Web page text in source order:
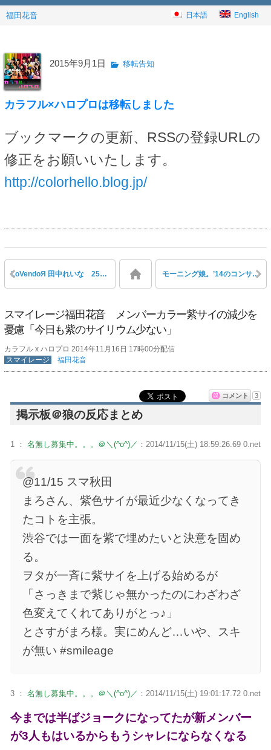
福田花音 日本語 English
2015年9月1日 移転告知
カラフル×ハロプロは移転しました
ブックマークの更新、RSSの登録URLの
修正をお願いいたします。
http://colorhello.blog.jp/
LoVendoЯ 田中れいな 25歳でこの私服は痛い？かわいい？ モーニング娘。’14のコンサートに在宅の俺が初めて行った感想
スマイレージ福田花音 メンバーカラー紫サイの減少を
憂慮「今日も紫のサイリウム少ない」
カラフル x ハロプロ 2014年11月16日 17時00分配信
スマイレージ
福田花音
コメント 3
掲示板＠狼の反応まとめ
1 ： 名無し募集中。。。＠＼(^o^)／ ：2014/11/15(土) 18:59:26.69 0.net
@11/15 スマ秋田
まろさん、紫色サイが最近少なくなってき
たコトを主張。
渋谷では一面を紫で埋めたいと決意を固め
る。
ヲタが一斉に紫サイを上げる始めるが
「さっきまで紫じゃ無かったのにわざわざ
色変えてくれてありがとっ♪」
とさすがまろ様。実にめんど…いや、スキ
が無い #smileage
3 ： 名無し募集中。。。＠＼(^o^)／ ：2014/11/15(土) 19:01:17.72 0.net
今までは半ばジョークになってたが新メンバー
が3人もはいるからもうシャレにならなくなる